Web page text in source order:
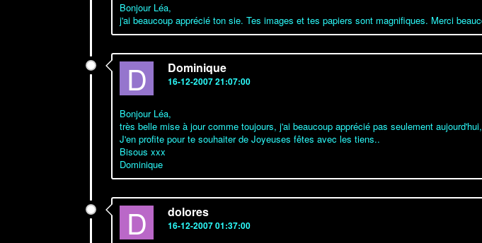
Bonjour Léa,
j'ai beaucoup apprécié ton sie. Tes images et tes papiers sont magnifiques. Merci
D Dominique
16-12-2007 21:07:00
Bonjour Léa,
très belle mise à jour comme toujours, j'ai beaucoup apprécié pas seulement
J'en profite pour te souhaiter de Joyeuses fêtes avec les tiens..
Bisous xxx
Dominique
D dolores
16-12-2007 01:37:00